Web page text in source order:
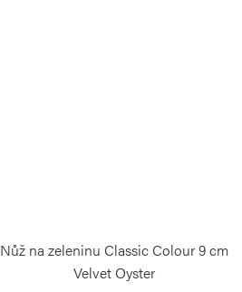
Nůž na zeleninu Classic Colour 9 cm
Velvet Oyster